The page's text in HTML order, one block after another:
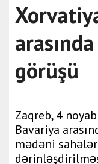
görüşü
Zaqreb, 4
Bavariya
mədəni